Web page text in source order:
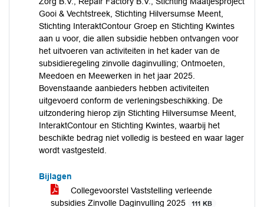
Gooi & Vechtstreek, Stichting Hilversumse Meent,
Stichting InteraktContour Groep en Stichting Kwintes
aan u voor, die allen subsidie hebben ontvangen voor
het uitvoeren van activiteiten in het kader van de
subsidieregeling zinvolle daginvulling; Ontmoeten,
Meedoen en Meewerken in het jaar 2025.
Bovenstaande aanbieders hebben activiteiten
uitgevoerd conform de verleningsbeschikking. De
uitzondering hierop zijn Stichting Hilversumse Meent,
InteraktContour en Stichting Kwintes, waarbij het
beschikte bedrag niet volledig is besteed en waar lager
wordt vastgesteld.
Bijlagen
Collegevoorstel Vaststelling verleende
subsidies Zinvolle Daginvulling 2025
111 KB